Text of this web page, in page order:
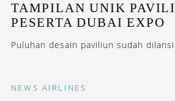
TAMPILAN UNIK
PESERTA DUBAI EXPO
Puluhan desain paviliun sudah
NEWS AIRLINES